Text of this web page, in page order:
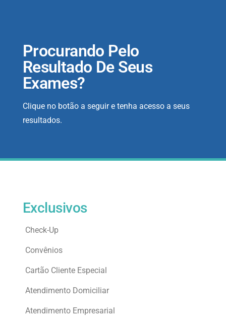
Procurando Pelo
Resultado De Seus
Exames?
Clique no botão a seguir e tenha acesso a seus
resultados.
Exclusivos
Check-Up
Convênios
Cartão Cliente Especial
Atendimento Domiciliar
Atendimento Empresarial